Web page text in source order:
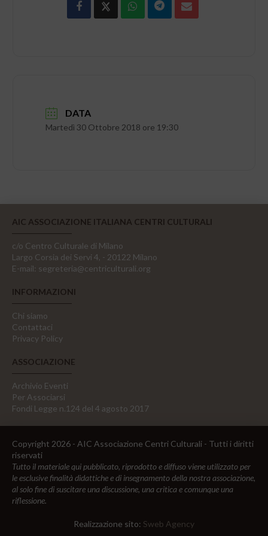
DATA
Martedì 30 Ottobre 2018 ore 19:30
AIC ASSOCIAZIONE ITALIANA CENTRI CULTURALI
c/o Centro Culturale di Milano
Largo Corsia dei Servi 4, - 20122 Milano
E-mail: segreteria@centriculturali.org
INFORMAZIONI
Chi siamo
Contattaci
Privacy Policy
ASSOCIAZIONE
Archivio Eventi
Per Associarsi
Fondi Legge n.124 del 4 agosto 2017
Copyright 2026 - AIC Associazione Centri Culturali - Tutti i diritti
riservati
Tutto il materiale qui pubblicato, riprodotto e diffuso viene utilizzato per
le esclusive finalità didattiche e di insegnamento della nostra associazione,
al solo fine di suscitare una discussione, una critica e comunque una
riflessione.
Realizzazione sito: Sweb Agency